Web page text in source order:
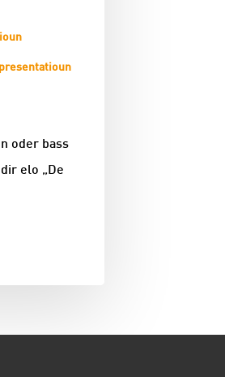
oder bass
elo „De